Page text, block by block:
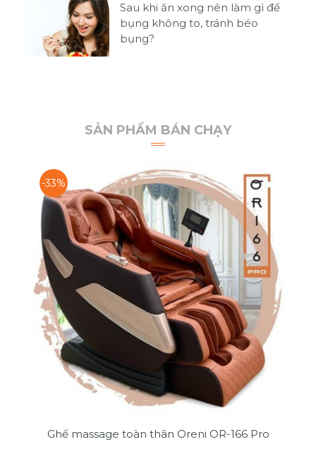
Sau khi ăn xong nên làm gì để
bụng không to, tránh béo
bụng?
SẢN PHẨM BÁN CHẠY
-33%
Ghế massage toàn thân Oreni OR-166 Pro